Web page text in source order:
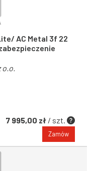
AC Metal 3f 22
7 995,00 zł / szt.
Zamów